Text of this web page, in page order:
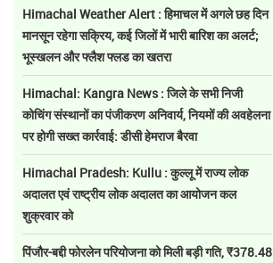
Himachal Weather Alert : हिमाचल में अगले छह दिन
मानसून रहेगा सक्रिय, कई जिलों में भारी बारिश का अलर्ट;
भूस्खलन और फ्लैश फ्लड का खतरा
Himachal: Kangra News : जिले के सभी निजी
कोचिंग संस्थानों का पंजीकरण अनिवार्य, नियमों की अवहेलना
पर होगी सख्त कार्रवाई: डीसी हेमराज बैरवा
Himachal Pradesh: Kullu : कुल्लू में राज्य लोक
अदालत एवं राष्ट्रीय लोक अदालत का आयोजन कल
शुक्रवार को
पिंजौर-बद्दी फोरलेन परियोजना को मिली बड़ी गति, ₹378.48